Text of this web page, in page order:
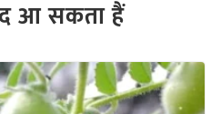
आ सकता हैं